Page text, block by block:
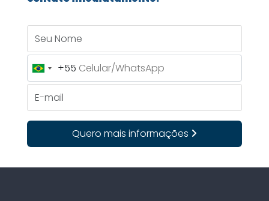
Brazil
+55
+55
Quero mais informações